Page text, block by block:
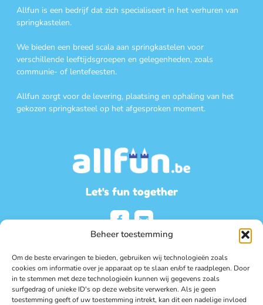
Beheer toestemming
Om de beste ervaringen te bieden, gebruiken wij technologieën zoals
cookies om informatie over je apparaat op te slaan en/of te raadplegen. Door
in te stemmen met deze technologieën kunnen wij gegevens zoals
surfgedrag of unieke ID's op deze website verwerken. Als je geen
toestemming geeft of uw toestemming intrekt, kan dit een nadelige invloed
Allfun is een bedrijf dat zich specialiseert in het verhuren van
springkastelen.
We bieden een breed scala aan springkastelen voor
verschillende leeftijdsgroepen en gelegenheden, zoals
communie- of lentefeesten.
Allfun zorgt voor de levering, plaatsing en ophaling van het
gekozen springkasteel op het afgesproken moment.
Let's fun together
Contact
Riemsterweg 204, 3740 Bilzen